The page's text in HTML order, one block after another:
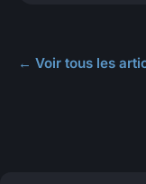
← Voir tous les